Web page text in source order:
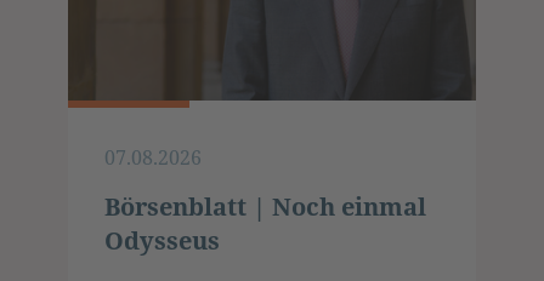
07.08.2026
Börsenblatt | Noch einmal
Odysseus